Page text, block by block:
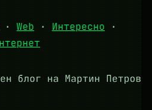
· Web · Интересно ·
блог на Мартин Петров